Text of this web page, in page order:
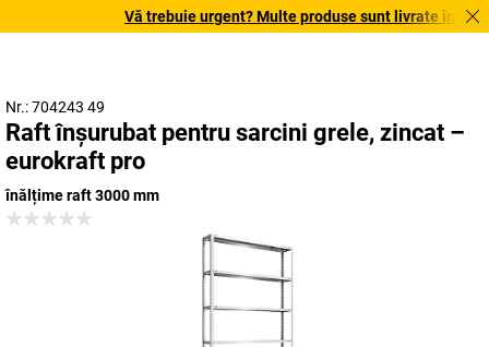
Vă trebuie urgent? Multe produse sunt livrate în
Nr.: 704243 49
Raft înșurubat pentru sarcini grele, zincat –
eurokraft pro
înălțime raft 3000 mm